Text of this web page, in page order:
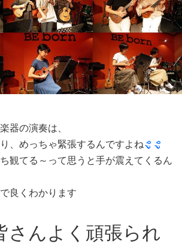
器の演奏は、
、めっちゃ緊張するんですよね
観てる～って思うと手が震えてくるん
良くわかります
さんよく頑張られ